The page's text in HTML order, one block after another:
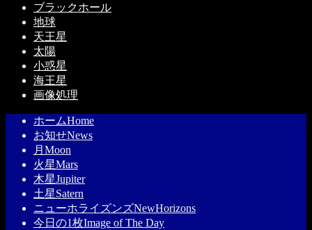
ブラックホール
地球
天王星
太陽
小惑星
海王星
画像処理
ホームHome
お知せNews
月 Moon
火星Mars
木星Jupiter
土星Satern
ニューホライズンズNewHorizons
今日の1枚Image of The Day